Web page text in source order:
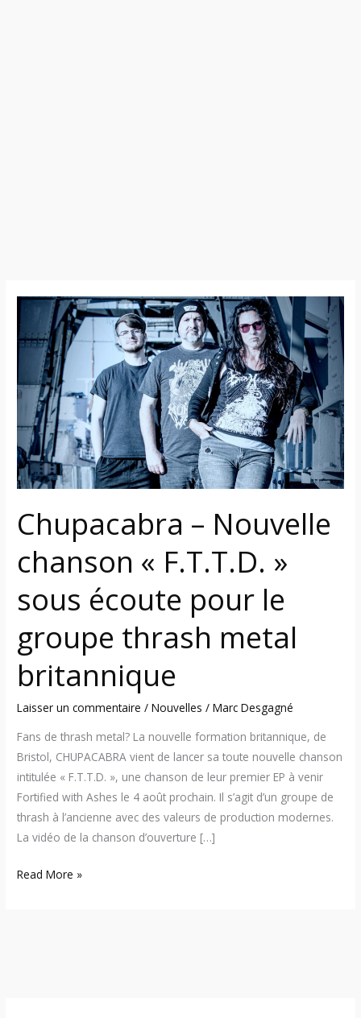
Chupacabra – Nouvelle
chanson « F.T.T.D. »
sous écoute pour le
groupe thrash metal
britannique
Laisser un commentaire /Nouvelles /Marc Desgagné
Fans de thrash metal? La nouvelle formation britannique, de
Bristol, CHUPACABRA vient de lancer sa toute nouvelle chanson
intitulée « F.T.T.D. », une chanson de leur premier EP à venir
Fortified with Ashes le 4 août prochain. Il s’agit d’un groupe de
thrash à l’ancienne avec des valeurs de production modernes.
La vidéo de la chanson d’ouverture […]
Chupacabra
–
Nouvelle
chanson
« F.T.T.D. »
sous
écoute
pour
le
groupe
metal
britannique
Read More »